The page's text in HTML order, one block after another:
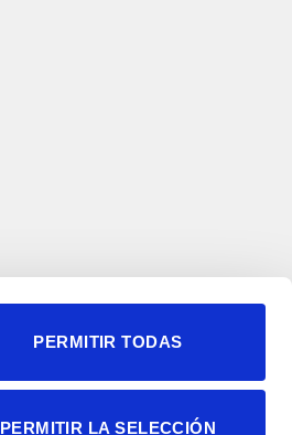
PERMITIR TODAS
PERMITIR LA SELECCIÓN
Neurociencias